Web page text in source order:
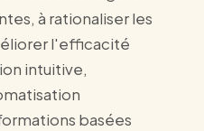
à rationaliser les
l'efficacité
intuitive,
basées